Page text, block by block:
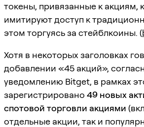
токены, привязанные к акциям,
имитируют доступ к
этом торгуясь за стейблкоины. (
Хотя в некоторых заголовках
добавлении «45 акций»,
уведомлению Bitget, в рамках
зарегистрировано 49 новых
спотовой торговли акциями
отдельные акции, так и